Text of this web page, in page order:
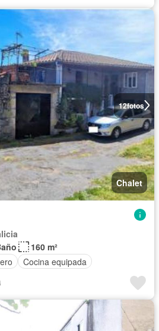
12fotos
Chalet
160 m²
Cocina equipada